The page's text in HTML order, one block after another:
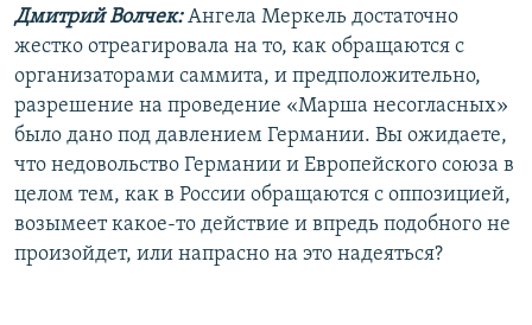
Дмитрий Волчек:Ангела Меркель достаточно
жестко отреагировала на то, как обращаются с
организаторами саммита, и предположительно,
разрешение на проведение «Марша несогласных»
было дано под давлением Германии. Вы ожидаете,
что недовольство Германии и Европейского союза в
целом тем, как в России обращаются с оппозицией,
возымеет какое-то действие и впредь подобного не
произойдет, или напрасно на это надеяться?